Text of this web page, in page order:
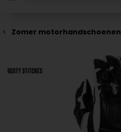
Zomer motorhandschoenen